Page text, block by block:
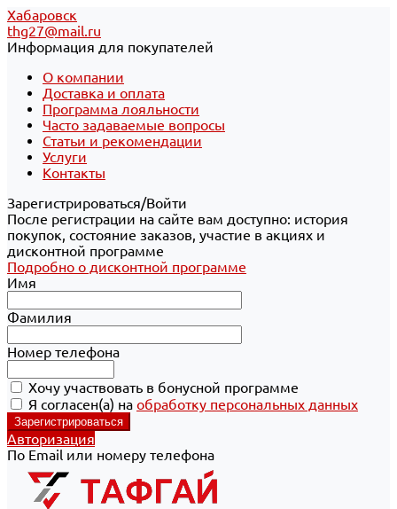
Хабаровск
thg27@mail.ru
Информация для покупателей
О компании
Доставка и оплата
Программа лояльности
Часто задаваемые вопросы
Статьи и рекомендации
Услуги
Контакты
Зарегистрироваться/Войти
После регистрации на сайте вам доступно: история
покупок, состояние заказов, участие в акциях и
дисконтной программе
Подробно о дисконтной программе
Имя
Фамилия
Номер телефона
Хочу участвовать в бонусной программе
Я согласен(а) на обработку персональных данных
Авторизация
По Email или номеру телефона